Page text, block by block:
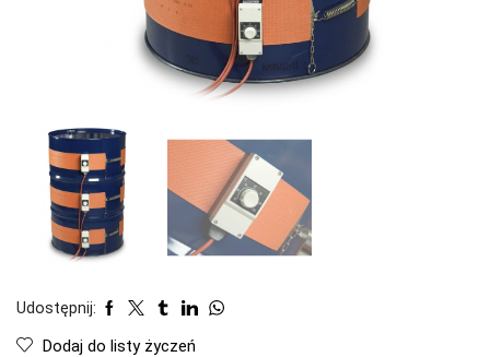
Udostępnij:
Dodaj do listy życzeń